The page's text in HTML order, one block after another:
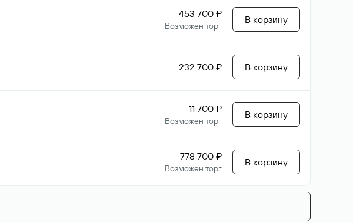
453 700 ₽
Возможен торг
В корзину
232 700 ₽ В корзину
11 700 ₽
Возможен торг
В корзину
778 700 ₽
Возможен торг
В корзину